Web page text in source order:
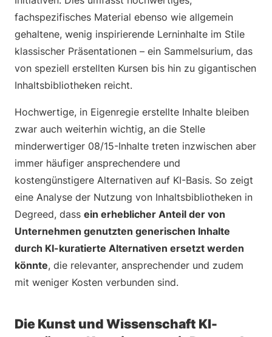
fachspezifisches Material ebenso wie allgemein
gehaltene, wenig inspirierende Lerninhalte im Stile
klassischer Präsentationen – ein Sammelsurium, das
von speziell erstellten Kursen bis hin zu gigantischen
Inhaltsbibliotheken reicht.
Hochwertige, in Eigenregie erstellte Inhalte bleiben
zwar auch weiterhin wichtig, an die Stelle
minderwertiger 08/15-Inhalte treten inzwischen aber
immer häufiger ansprechendere und
kostengünstigere Alternativen auf KI-Basis. So zeigt
eine Analyse der Nutzung von Inhaltsbibliotheken in
Degreed, dass ein erheblicher Anteil der von
Unternehmen genutzten generischen Inhalte
durch KI-kuratierte Alternativen ersetzt werden
könnte, die relevanter, ansprechender und zudem
mit weniger Kosten verbunden sind.
Die Kunst und Wissenschaft KI-